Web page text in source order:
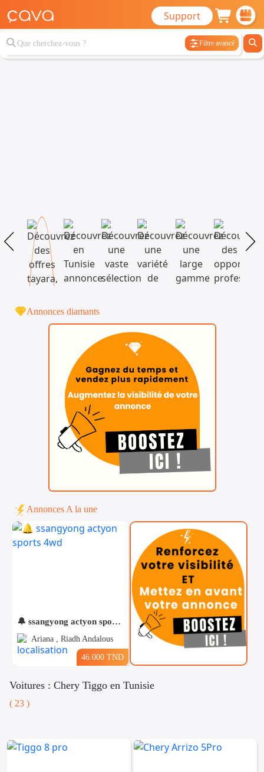
Support
Filtre avancé
Voitures
Annonces diamants
Annonces A la une
🔔 ssangyong actyon sports 4wd
Ariana , Riadh Andalous
46.000 TND
Voitures : Chery Tiggo en Tunisie
( 23 )